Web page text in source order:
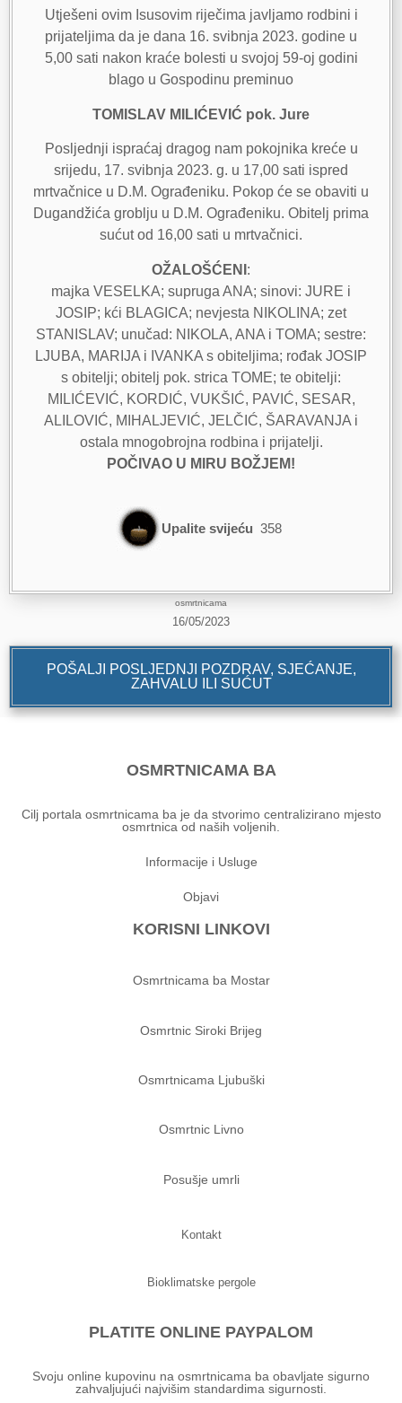
Utješeni ovim Isusovim riječima javljamo rodbini i
prijateljima da je dana 16. svibnja 2023. godine u
5,00 sati nakon kraće bolesti u svojoj 59-oj godini
blago u Gospodinu preminuo
TOMISLAV MILIĆEVIĆ pok. Jure
Posljednji ispraćaj dragog nam pokojnika kreće u
srijedu, 17. svibnja 2023. g. u 17,00 sati ispred
mrtvačnice u D.M. Ograđeniku. Pokop će se obaviti u
Dugandžića groblju u D.M. Ograđeniku. Obitelj prima
sućut od 16,00 sati u mrtvačnici.
OŽALOŠĆENI :
majka VESELKA; supruga ANA; sinovi: JURE i
JOSIP; kći BLAGICA; nevjesta NIKOLINA; zet
STANISLAV; unučad: NIKOLA, ANA i TOMA; sestre:
LJUBA, MARIJA i IVANKA s obiteljima; rođak JOSIP
s obitelji; obitelj pok. strica TOME; te obitelji:
MILIĆEVIĆ, KORDIĆ, VUKŠIĆ, PAVIĆ, SESAR,
ALILOVIĆ, MIHALJEVIĆ, JELČIĆ, ŠARAVANJA i
ostala mnogobrojna rodbina i prijatelji.
POČIVAO U MIRU BOŽJEM!
Upalite svijeću 358
osmrtnicama
16/05/2023
POŠALJI POSLJEDNJI POZDRAV, SJEĆANJE,
ZAHVALU ILI SUĆUT
OSMRTNICAMA BA
Cilj portala osmrtnicama ba je da stvorimo centralizirano mjesto
osmrtnica od naših voljenih.
Informacije i Usluge
Objavi
KORISNI LINKOVI
Osmrtnicama ba Mostar
Osmrtnic Siroki Brijeg
Osmrtnicama Ljubuški
Osmrtnic Livno
Posušje umrli
Kontakt
Bioklimatske pergole
PLATITE ONLINE PAYPALOM
Svoju online kupovinu na osmrtnicama ba obavljate sigurno
zahvaljujući najvišim standardima sigurnosti.